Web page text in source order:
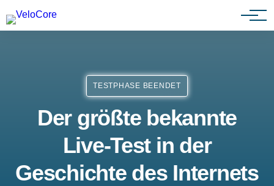
Partnerprogramm
TESTPHASE BEENDET
Der größte bekannte
Live-Test in der
Geschichte des Internets